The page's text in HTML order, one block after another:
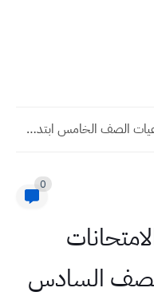
اسئلة اللغة الانكليزية الصف السادس ابتدائي الفصل الثاني (الشهر الاول)
0
الصف السادس